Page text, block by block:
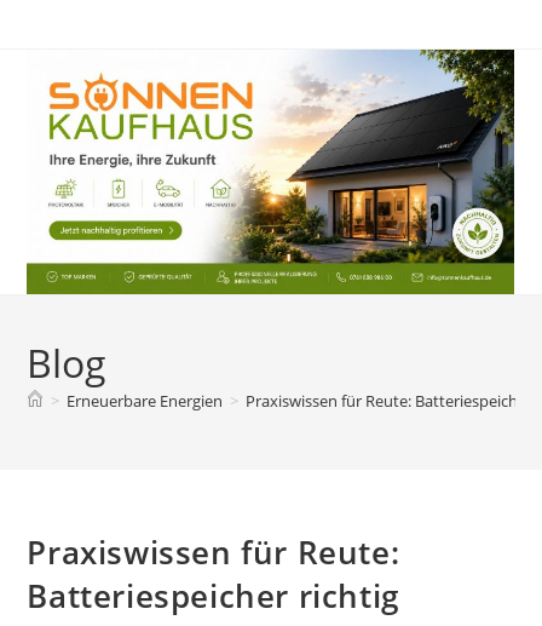
Blog
> Erneuerbare Energien > Praxiswissen für Reute: Batteriespeicher
Praxiswissen für Reute:
Batteriespeicher richtig